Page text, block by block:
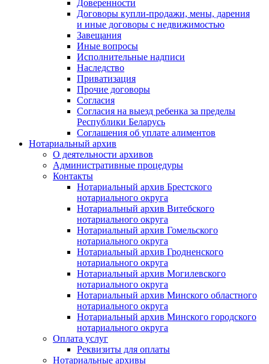
Доверенности
Договоры купли-продажи, мены, дарения
и иные договоры с недвижимостью
Завещания
Иные вопросы
Исполнительные надписи
Наследство
Приватизация
Прочие договоры
Согласия
Согласия на выезд ребенка за пределы
Республики Беларусь
Соглашения об уплате алиментов
Нотариальный архив
О деятельности архивов
Административные процедуры
Контакты
Нотариальный архив Брестского
нотариального округа
Нотариальный архив Витебского
нотариального округа
Нотариальный архив Гомельского
нотариального округа
Нотариальный архив Гродненского
нотариального округа
Нотариальный архив Могилевского
нотариального округа
Нотариальный архив Минского областного
нотариального округа
Нотариальный архив Минского городского
нотариального округа
Оплата услуг
Реквизиты для оплаты
Нотариальные архивы